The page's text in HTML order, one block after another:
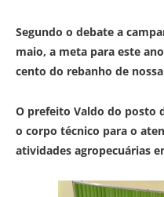
Segundo o debate a
maio, a meta para este
cento do rebanho de
O prefeito Valdo do posto
o corpo técnico para o
atividades agropecuárias